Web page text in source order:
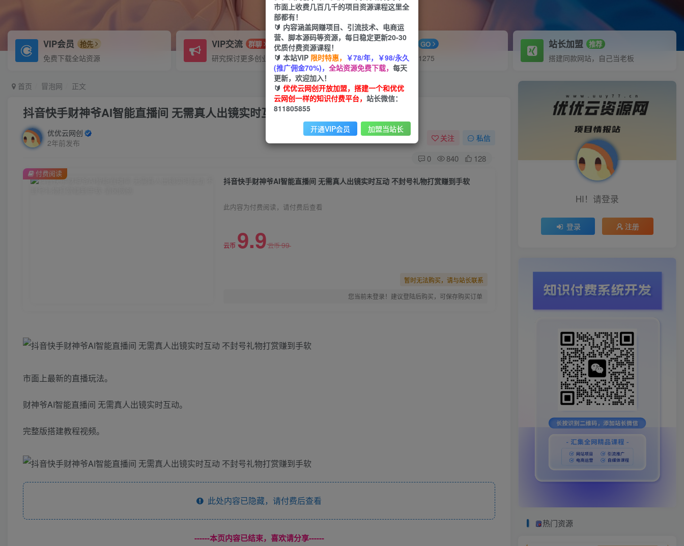
VIP会员 抢先
免费下载全站资源
VIP交流 群聊
研究探讨更多创业项目路子。
APP下载 GO
站长V：hu91275
站长加盟 推荐
搭建同款网站，自己当老板
首页 冒泡网 正文
抖音快手财神爷AI智能直播间 无需真人出镜实时互动 不封号礼物打赏赚到手软
优优云网创
2年前发布
关注 私信
0 840 128
抖音快手财神爷AI智能直播间 无需真人出镜实时互动 不封号礼物打赏赚到手软
此内容为付费阅读，请付费后查看
云币 9.9云币99
暂时无法购买，请与站长联系
您当前未登录！建议登陆后购买，可保存购买订单
付费阅读
市面上最新的直播玩法。
财神爷AI智能直播间 无需真人出镜实时互动。
完整版搭建教程视频。
此处内容已隐藏，请付费后查看
------本页内容已结束，喜欢请分享------
HI！请登录
登录 注册
热门资源
市面上收费几百几千的项目资源课程这里全
部都有！
🔰 内容涵盖网赚项目、引流技术、电商运
营、脚本源码等资源，每日稳定更新20-30
优质付费资源课程！
🔰 本站VIP 限时特惠， ￥78/年，￥98/永久
(推广佣金70%)， 全站资源免费下载， 每天
更新，欢迎加入！
🔰 优优云网创开放加盟，搭建一个和优优
云网创一样的知识付费平台， 站长微信：
811805855
开通VIP会员 加盟当站长